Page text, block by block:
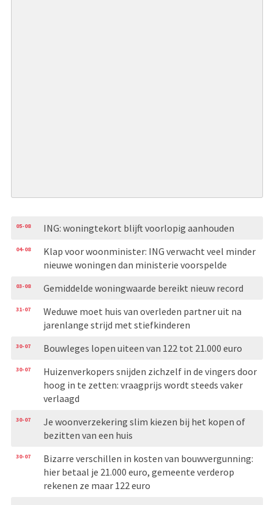
05-08 ING: woningtekort blijft voorlopig aanhouden
04-08
Klap voor woonminister: ING verwacht veel minder
nieuwe woningen dan ministerie voorspelde
03-08 Gemiddelde woningwaarde bereikt nieuw record
31-07
Weduwe moet huis van overleden partner uit na
jarenlange strijd met stiefkinderen
30-07 Bouwleges lopen uiteen van 122 tot 21.000 euro
30-07
Huizenverkopers snijden zichzelf in de vingers door
hoog in te zetten: vraagprijs wordt steeds vaker
verlaagd
30-07
Je woonverzekering slim kiezen bij het kopen of
bezitten van een huis
30-07
Bizarre verschillen in kosten van bouwvergunning:
hier betaal je 21.000 euro, gemeente verderop
rekenen ze maar 122 euro